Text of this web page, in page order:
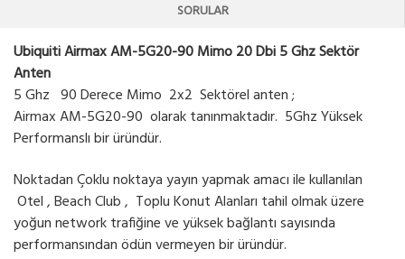
SORULAR
Ubiquiti Airmax AM-5G20-90 Mimo 20 Dbi 5 Ghz Sektör
Anten
5 Ghz 90 Derece Mimo 2x2 Sektörel anten ;
Airmax AM-5G20-90 olarak tanınmaktadır. 5Ghz Yüksek
Performanslı bir üründür.
Noktadan Çoklu noktaya yayın yapmak amacı ile kullanılan
Otel , Beach Club , Toplu Konut Alanları tahil olmak üzere
yoğun network trafiğine ve yüksek bağlantı sayısında
performansından ödün vermeyen bir üründür.